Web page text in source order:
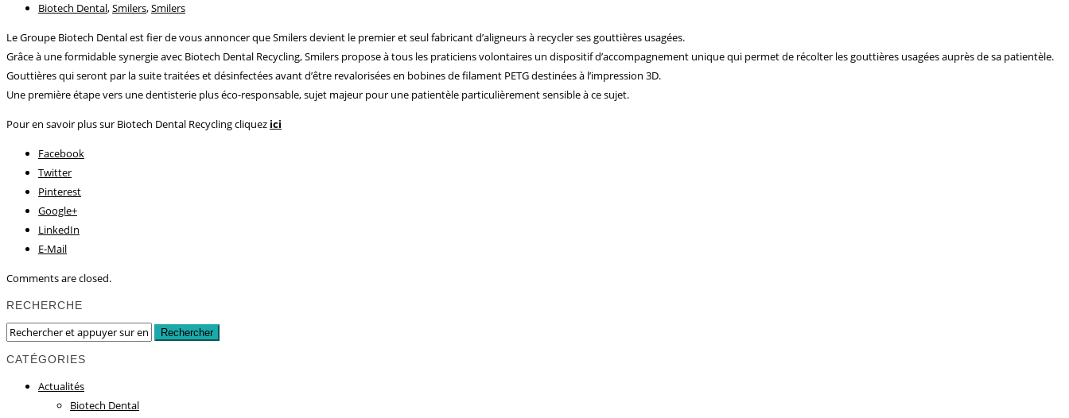
Biotech Dental,Smilers,Smilers
Le Groupe Biotech Dental est fier de vous annoncer que Smilers devient le premier et seul fabricant d’aligneurs à recycler ses gouttières usagées.
Grâce à une formidable synergie avec Biotech Dental Recycling, Smilers propose à tous les praticiens volontaires un dispositif d’accompagnement unique qui permet de récolter les gouttières usagées auprès de sa patientèle.
Gouttières qui seront par la suite traitées et désinfectées avant d’être revalorisées en bobines de filament PETG destinées à l’impression 3D.
Une première étape vers une dentisterie plus éco-responsable, sujet majeur pour une patientèle particulièrement sensible à ce sujet.
Pour en savoir plus sur Biotech Dental Recycling cliquez ici
Facebook
Twitter
Pinterest
Google+
LinkedIn
E-Mail
Comments are closed.
RECHERCHE
CATÉGORIES
Actualités
Biotech Dental